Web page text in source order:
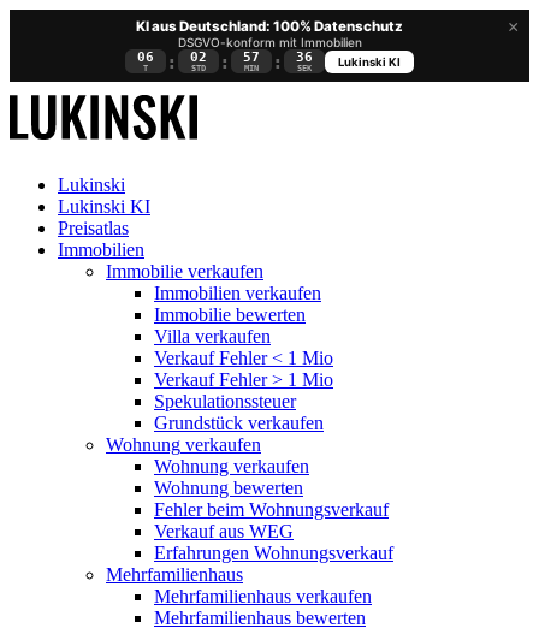
×
KI aus Deutschland: 100% Datenschutz
DSGVO-konform mit Immobilien
06
T : 02
STD : 57
MIN : 35
SEK
Lukinski KI
Lukinski
Lukinski KI
Preisatlas
Immobilien
Immobilie verkaufen
Immobilien verkaufen
Immobilie bewerten
Villa verkaufen
Verkauf Fehler < 1 Mio
Verkauf Fehler > 1 Mio
Spekulationssteuer
Grundstück verkaufen
Wohnung verkaufen
Wohnung verkaufen
Wohnung bewerten
Fehler beim Wohnungsverkauf
Verkauf aus WEG
Erfahrungen Wohnungsverkauf
Mehrfamilienhaus
Mehrfamilienhaus verkaufen
Mehrfamilienhaus bewerten